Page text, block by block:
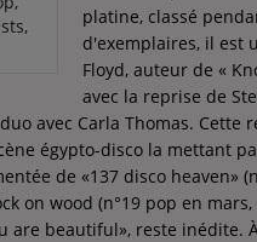
platine, classé
d'exemplaires, il est
Floyd, auteur de «
avec la reprise de
avec Carla Thomas.
égypto-disco la mettant
de «137 disco heaven»
on wood (n°19 pop en
are beautiful», reste